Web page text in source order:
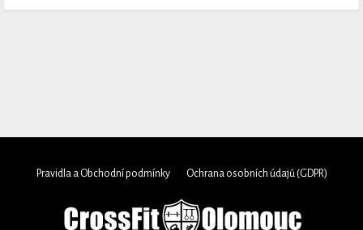
Pravidla a Obchodní podmínky Ochrana osobních údajů (GDPR)